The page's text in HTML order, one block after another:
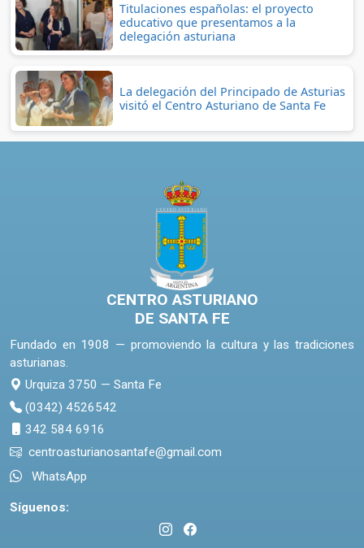
Titulaciones españolas: el proyecto
educativo que presentamos a la
delegación asturiana
La delegación del Principado de Asturias
visitó el Centro Asturiano de Santa Fe
CENTRO ASTURIANO
DE SANTA FE
Fundado en 1908 — promoviendo la cultura y las tradiciones
asturianas.
Urquiza 3750 — Santa Fe
(0342) 4526542
342 584 6916
centroasturianosantafe@gmail.com
WhatsApp
Síguenos: